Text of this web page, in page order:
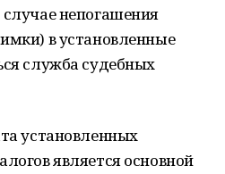
непогашения
в установленные
служба судебных
установленных
является основной